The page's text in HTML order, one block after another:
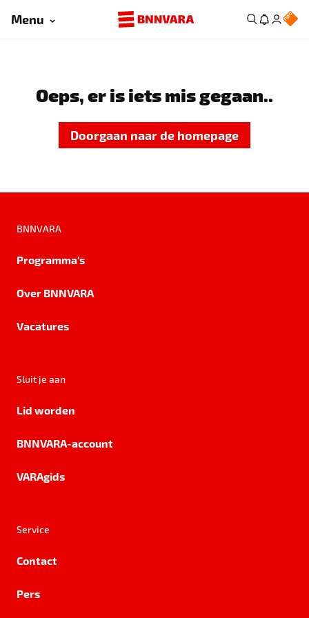
Menu
Oeps, er is iets mis gegaan..
Doorgaan naar de homepage
BNNVARA
Programma's
Over BNNVARA
Vacatures
Sluit je aan
Lid worden
BNNVARA-account
VARAgids
Service
Contact
Pers